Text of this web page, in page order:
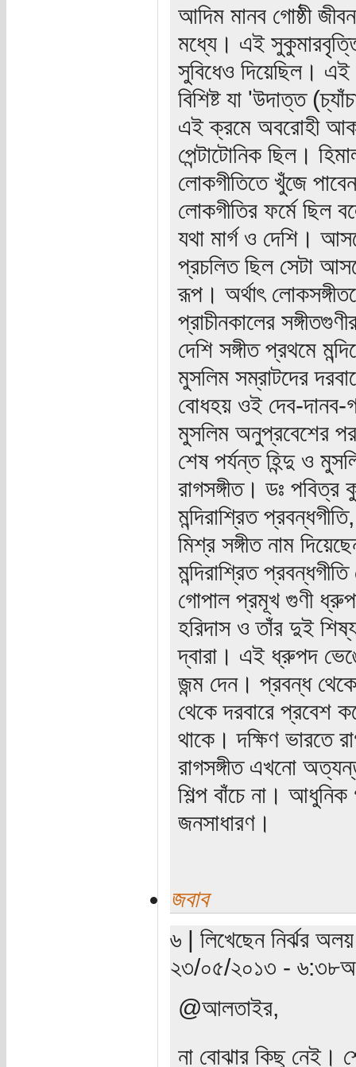
আদিম মানব গোষ্ঠী
মধ্যে। এই
সুবিধেও দিয়েছিল। এই
বিশিষ্ট যা 'উদাত্ত
এই ক্রমে অবরোহী
পেন্টাটোনিক ছিল।
লোকগীতিতে খুঁজে
লোকগীতির ফর্মে ছিল
যথা মার্গ ও দেশি।
প্রচলিত ছিল সেটা
রূপ। অর্থাৎ
প্রাচীনকালের
দেশি সঙ্গীত প্রথমে
মুসলিম সম্রাটদের
বোধহয় ওই দেব-দানব-
মুসলিম অনুপ্রবেশের
শেষ পর্যন্ত হিন্দু ও
রাগসঙ্গীত। ডঃ
মন্দিরাশ্রিত
মিশ্র সঙ্গীত নাম
মন্দিরাশ্রিত
গোপাল প্রমূখ গুণী
হরিদাস ও তাঁর দুই
দ্বারা। এই ধ্রুপদ
জন্ম দেন। প্রবন্ধ থেকে
থেকে দরবারে প্রবেশ
থাকে। দক্ষিণ ভারতে
রাগসঙ্গীত এখনো
শিল্প বাঁচে না। আধুনিক
জনসাধারণ।
জবাব
৬ | লিখেছেন নির্ঝর
২৩/০৫/২০১৩ -
@আলতাইর,
না বোঝার কিছু নেই।